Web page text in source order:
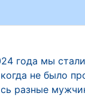
года мы
не было
разные